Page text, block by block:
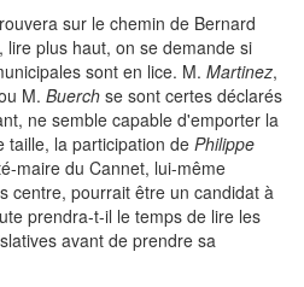
sur le chemin de Bernard
plus haut, on se demande si
sont en lice. M. Martinez,
M. Buerch se sont certes déclarés
ne semble capable d'emporter la
taille, la participation de Philippe
maire du Cannet, lui-même
centre, pourrait être un candidat à
prendra-t-il le temps de lire les
avant de prendre sa